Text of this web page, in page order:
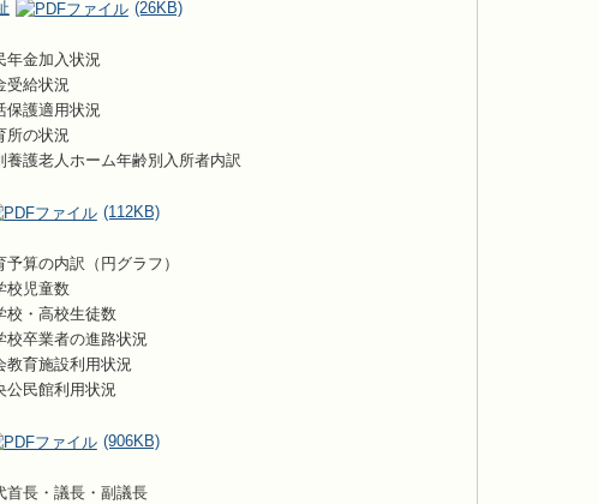
(26KB)
年金加入状況
受給状況
保護適用状況
所の状況
養護老人ホーム年齢別入所者内訳
(112KB)
予算の内訳（円グラフ）
校児童数
校・高校生徒数
校卒業者の進路状況
教育施設利用状況
公民館利用状況
(906KB)
首長・議長・副議長